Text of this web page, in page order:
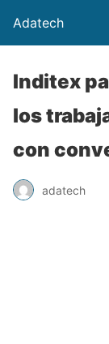
Adatech
Inditex
los
con
adatech